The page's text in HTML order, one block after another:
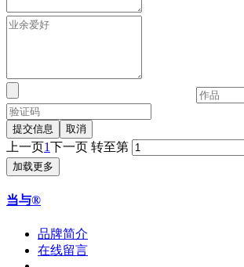
提交信息 取消
上一页1下一页 转至第
加载更多
当与®
品牌简介
在线留言